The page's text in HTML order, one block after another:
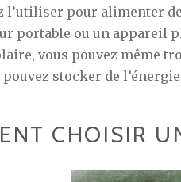
l’utiliser pour alimenter
portable ou un appareil
vous pouvez même
pouvez stocker de
CHOISIR